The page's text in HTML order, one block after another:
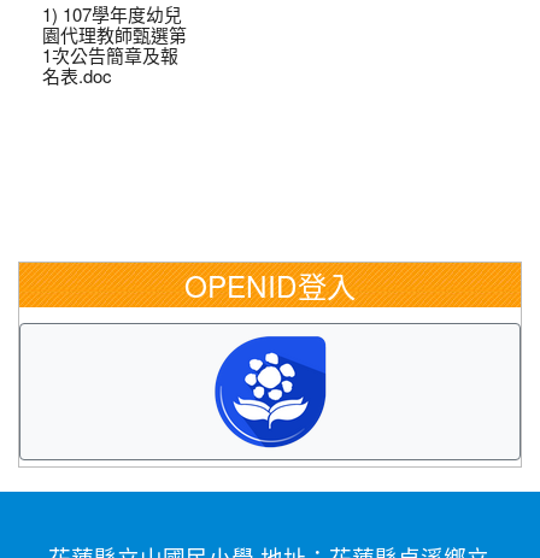
1) 107學年度幼兒
園代理教師甄選第
1次公告簡章及報
名表.doc
OPENID登入